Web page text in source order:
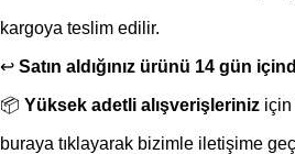
kargoya teslim edilir.
↩️ Satın aldığınız ürünü 14 gün
📦 Yüksek adetli alışverişleriniz için
buraya tıklayarak bizimle iletişime